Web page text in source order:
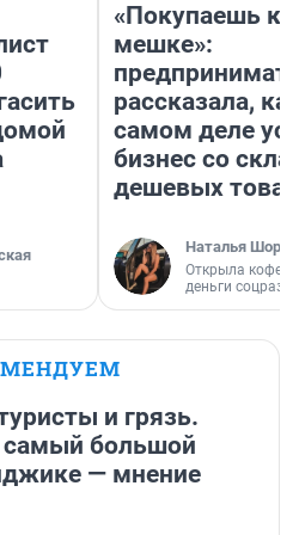
«Покупаешь
мешке»:
рассказала,
самом деле
бизнес со
дешевых
Наталья
Открыла
деньги
и грязь.
самый большой
— мнение